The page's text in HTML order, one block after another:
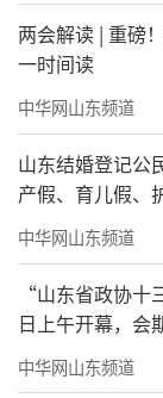
管理有限公
司的名义直
图涉及到66
投资等多个
其中与
是“北京最
成立于2004
更为陶虹，
查显示，该
大一笔投资
两会解读 | 重磅
一时间读
中华网山东频道
山东结婚登记公
产假、育儿假、
中华网山东频道
“山东省政协
日上午开幕，会
中华网山东频道